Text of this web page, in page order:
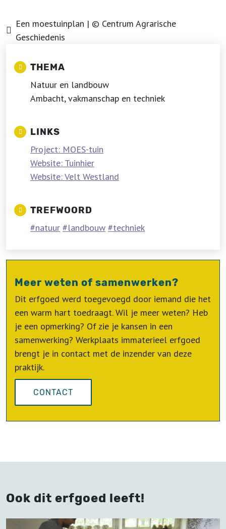
Een moestuinplan | © Centrum Agrarische
Geschiedenis
THEMA
Natuur en landbouw
Ambacht, vakmanschap en techniek
LINKS
Project: MOES-tuin
Website: Tuinhier
Website: Velt Westland
TREFWOORD
natuur landbouw techniek
Meer weten of samenwerken?
Dit erfgoed werd toegevoegd door iemand die het
een warm hart toedraagt. Wil je meer weten? Heb
je een opmerking? Of zie je kansen in een
samenwerking? Werkplaats immaterieel erfgoed
brengt je in contact met de inzender van deze
praktijk.
CONTACT
Ook dit erfgoed leeft!